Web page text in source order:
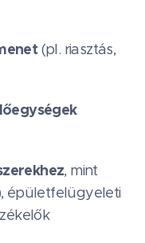
(pl. riasztás,
, mint
épületfelügyeleti